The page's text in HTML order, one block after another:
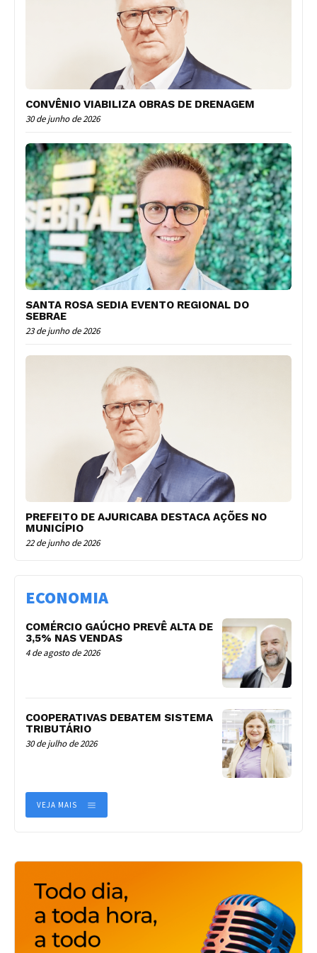
CONVÊNIO VIABILIZA OBRAS DE DRENAGEM
30 de junho de 2026
SANTA ROSA SEDIA EVENTO REGIONAL DO
SEBRAE
23 de junho de 2026
PREFEITO DE AJURICABA DESTACA AÇÕES NO
MUNICÍPIO
22 de junho de 2026
ECONOMIA
COMÉRCIO GAÚCHO PREVÊ ALTA DE
3,5% NAS VENDAS
4 de agosto de 2026
COOPERATIVAS DEBATEM SISTEMA
TRIBUTÁRIO
30 de julho de 2026
VEJA MAIS